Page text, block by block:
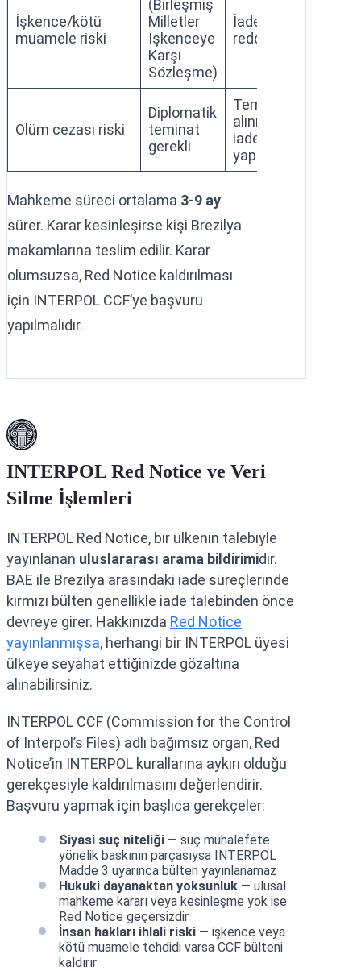
İşkence/kötü
muamele riski
(Birleşmiş
Milletler
İşkenceye
Karşı
Sözleşme)
İade
reddedilir
Ölüm cezası riski
Diplomatik
teminat
gerekli
Teminat
alınmadan
iade
yapılamaz
Mahkeme süreci ortalama 3-9 ay
sürer. Karar kesinleşirse kişi Brezilya
makamlarına teslim edilir. Karar
olumsuzsa, Red Notice kaldırılması
için INTERPOL CCF’ye başvuru
yapılmalıdır.
INTERPOL Red Notice ve Veri
Silme İşlemleri
INTERPOL Red Notice, bir ülkenin talebiyle
yayınlanan uluslararası arama bildirimidir.
BAE ile Brezilya arasındaki iade süreçlerinde
kırmızı bülten genellikle iade talebinden önce
devreye girer. Hakkınızda Red Notice
yayınlanmışsa, herhangi bir INTERPOL üyesi
ülkeye seyahat ettiğinizde gözaltına
alınabilirsiniz.
INTERPOL CCF (Commission for the Control
of Interpol’s Files) adlı bağımsız organ, Red
Notice’in INTERPOL kurallarına aykırı olduğu
gerekçesiyle kaldırılmasını değerlendirir.
Başvuru yapmak için başlıca gerekçeler:
Siyasi suç niteliği — suç muhalefete
yönelik baskının parçasıysa INTERPOL
Madde 3 uyarınca bülten yayınlanamaz
Hukuki dayanaktan yoksunluk — ulusal
mahkeme kararı veya kesinleşme yok ise
Red Notice geçersizdir
İnsan hakları ihlali riski — işkence veya
kötü muamele tehdidi varsa CCF bülteni
kaldırır